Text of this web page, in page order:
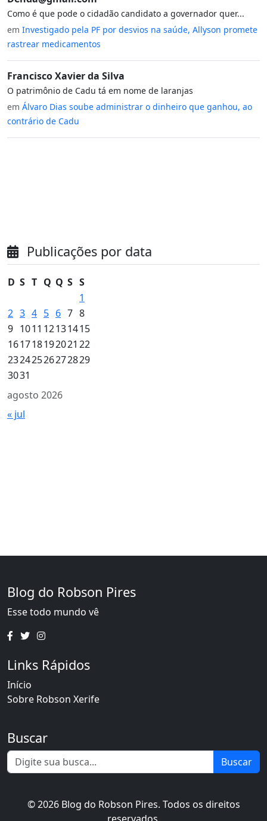
Como é que pode o cidadão candidato a governador quer...
em Investigado pela PF por desvios na saúde, Allyson promete
rastrear medicamentos
Francisco Xavier da Silva
O patrimônio de Cadu tá em nome de laranjas
em Álvaro Dias soube administrar o dinheiro que ganhou, ao
contrário de Cadu
Publicações por data
agosto 2026
D S T Q Q S S
1
2 3 4 5 6 7 8
9 1011 12131415
161718192021 22
23242526272829
3031
« jul
Blog do Robson Pires
Esse todo mundo vê
Links Rápidos
Início
Sobre Robson Xerife
Buscar
Buscar
© 2026 Blog do Robson Pires. Todos os direitos